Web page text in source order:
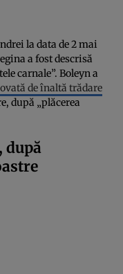
la data de 2 mai
a fost descrisă
carnale”. Boleyn a
de înaltă trădare
după „plăcerea
după